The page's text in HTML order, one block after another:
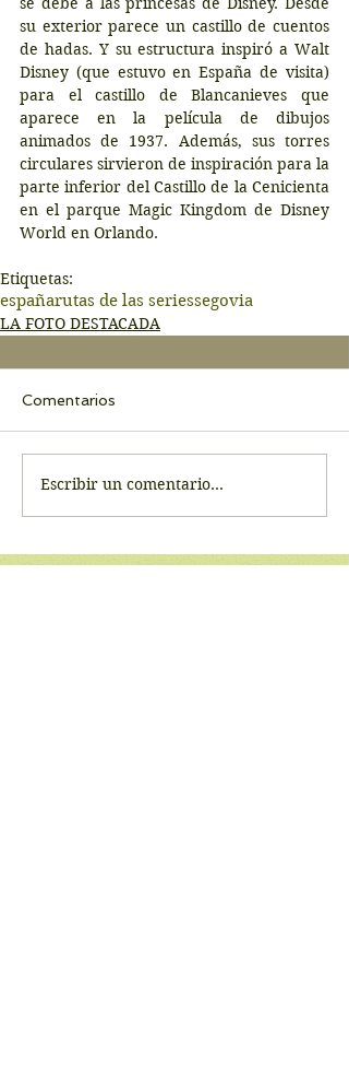
su exterior parece un castillo de cuentos
de hadas. Y su estructura inspiró a Walt
Disney (que estuvo en España de visita)
para el castillo de Blancanieves que
aparece en la película de dibujos
animados de 1937. Además, sus torres
circulares sirvieron de inspiración para la
parte inferior del Castillo de la Cenicienta
en el parque Magic Kingdom de Disney
World en Orlando.
Etiquetas:
españarutas de las seriessegovia
LA FOTO DESTACADA
Comentarios
Escribir un comentario...